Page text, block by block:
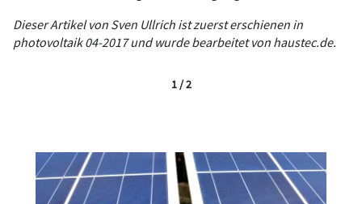
Dieser Artikel von Sven Ullrich ist zuerst erschienen in
photovoltaik 04-2017 und wurde bearbeitet von haustec.de.
1 / 2